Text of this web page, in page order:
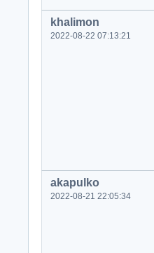
khalimon
2022-08-22 07:13:21
akapulko
2022-08-21 22:05:34